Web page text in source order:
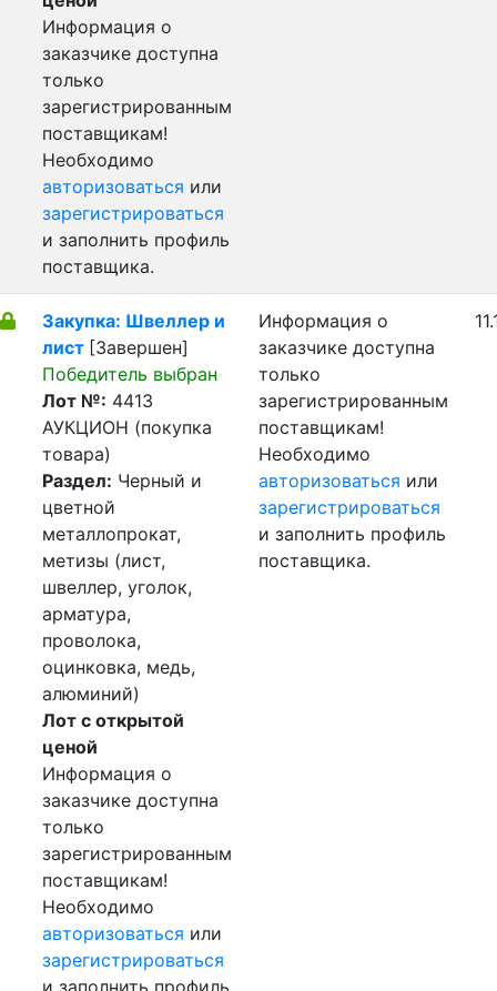
Информация о
заказчике доступна
только
зарегистрированным
поставщикам!
Необходимо
авторизоваться или
зарегистрироваться
и заполнить профиль
поставщика.
Закупка: Швеллер и
лист [Завершен]
Победитель выбран
Лот №: 4413
АУКЦИОН (покупка
товара)
Раздел: Черный и
цветной
металлопрокат,
метизы (лист,
швеллер, уголок,
арматура,
проволока,
оцинковка, медь,
алюминий)
Лот с открытой
ценой
Информация о
заказчике доступна
только
зарегистрированным
поставщикам!
Необходимо
авторизоваться или
зарегистрироваться
и заполнить профиль
Информация о
заказчике доступна
только
зарегистрированным
поставщикам!
Необходимо
авторизоваться или
зарегистрироваться
и заполнить профиль
поставщика.